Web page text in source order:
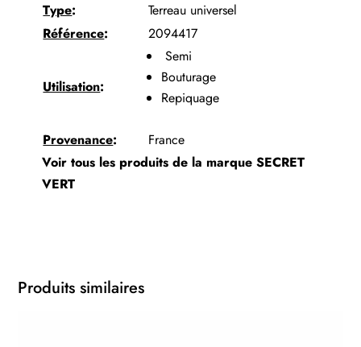
Type:
Terreau universel
Référence: 2094417
Utilisation:
Semi
Bouturage
Repiquage
Provenance:
France
Voir tous les produits de la marqueSECRET
VERT
Produits similaires